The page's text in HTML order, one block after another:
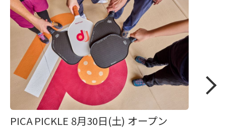
PICA PICKLE 8月30日(土) オープン